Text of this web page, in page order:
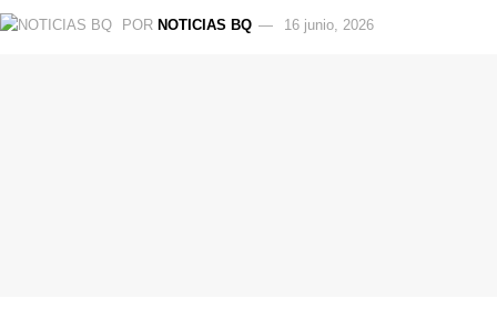
POR NOTICIAS BQ 16 junio, 2026